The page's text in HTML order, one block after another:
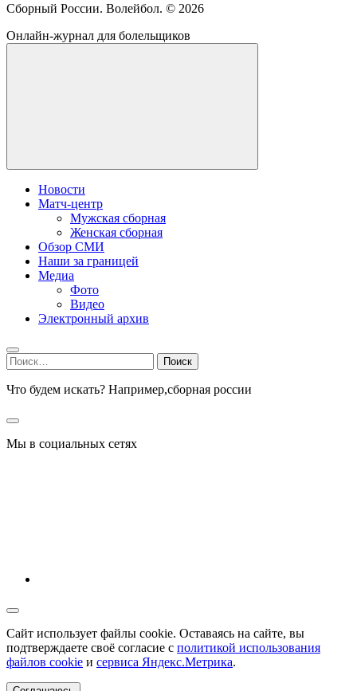
Сборный России. Волейбол. © 2026
Онлайн-журнал для болельщиков
Новости
Матч-центр
Мужская сборная
Женская сборная
Обзор СМИ
Наши за границей
Медиа
Фото
Видео
Электронный архив
Найти:
Что будем искать? Например,сборная россии
Мы в социальных сетях
Сайт использует файлы cookie. Оставаясь на сайте, вы
подтверждаете своё согласие с политикой использования
файлов cookie и сервиса Яндекс.Метрика.